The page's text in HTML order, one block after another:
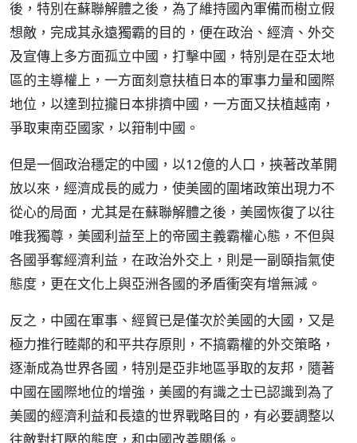
後，特別在蘇聯解體之後，為了維持國內軍備而樹立假
想敵，完成其永遠獨霸的目的，便在政治、經濟、外交
及宣傳上多方面孤立中國，打擊中國，特別是在亞太地
區的主導權上，一方面刻意扶植日本的軍事力量和國際
地位，以達到拉攏日本排擠中國，一方面又扶植越南，
爭取東南亞國家，以箝制中國。
但是一個政治穩定的中國，以12億的人口，挾著改革開
放以來，經濟成長的威力，使美國的圍堵政策出現力不
從心的局面，尤其是在蘇聯解體之後，美國恢復了以往
唯我獨尊，美國利益至上的帝國主義霸權心態，不但與
各國爭奪經濟利益，在政治外交上，則是一副頤指氣使
態度，更在文化上與亞洲各國的矛盾衝突有增無減。
反之，中國在軍事、經貿已是僅次於美國的大國，又是
極力推行睦鄰的和平共存原則，不搞霸權的外交策略，
逐漸成為世界各國，特別是亞非地區爭取的友邦，隨著
中國在國際地位的增強，美國的有識之士已認識到為了
美國的經濟利益和長遠的世界戰略目的，有必要調整以